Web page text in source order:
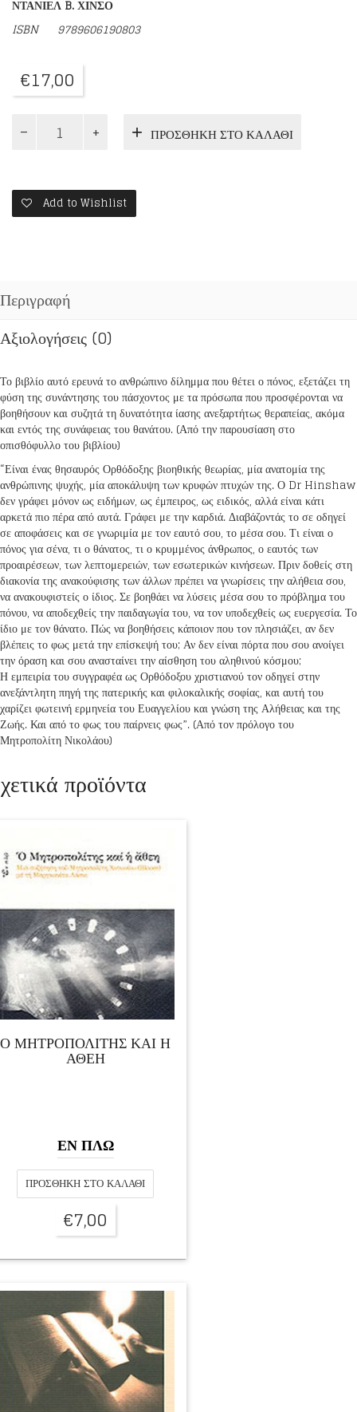
ΝΤΑΝΙΕΛ B. ΧΙΝΣΟ
ISBN 9789606190803
€17,00
ΟΛΙΚΟΣ
Η
ΦΥΣΗ
ΤΗΣ
ΠΡΟΣΘΉΚΗ ΣΤΟ ΚΑΛΆΘΙ
Add to Wishlist
Περιγραφή
Αξιολογήσεις (0)
Το βιβλίο αυτό ερευνά το ανθρώπινο δίλημμα που θέτει ο πόνος, εξετάζει τη
φύση της συνάντησης του πάσχοντος με τα πρόσωπα που προσφέρονται να
βοηθήσουν και συζητά τη δυνατότητα ίασης ανεξαρτήτως θεραπείας, ακόμα
και εντός της συνάφειας του θανάτου. (Από την παρουσίαση στο
οπισθόφυλλο του βιβλίου)
“Είναι ένας θησαυρός Ορθόδοξης βιοηθικής θεωρίας, μία ανατομία της
ανθρώπινης ψυχής, μία αποκάλυψη των κρυφών πτυχών της. Ο Dr Hinshaw
δεν γράφει μόνον ως ειδήμων, ως έμπειρος, ως ειδικός, αλλά είναι κάτι
αρκετά πιο πέρα από αυτά. Γράφει με την καρδιά. Διαβάζοντάς το σε οδηγεί
σε αποφάσεις και σε γνωριμία με τον εαυτό σου, το μέσα σου. Τι είναι ο
πόνος για σένα, τι ο θάνατος, τι ο κρυμμένος άνθρωπος, ο εαυτός των
προαιρέσεων, των λεπτομερειών, των εσωτερικών κινήσεων. Πριν δοθείς στη
διακονία της ανακούφισης των άλλων πρέπει να γνωρίσεις την αλήθεια σου,
να ανακουφιστείς ο ίδιος. Σε βοηθάει να λύσεις μέσα σου το πρόβλημα του
πόνου, να αποδεχθείς την παιδαγωγία του, να τον υποδεχθείς ως ευεργεσία. Το
ίδιο με τον θάνατο. Πώς να βοηθήσεις κάποιον που τον πλησιάζει, αν δεν
βλέπεις το φως μετά την επίσκεψή του; Αν δεν είναι πόρτα που σου ανοίγει
την όραση και σου ανασταίνει την αίσθηση του αληθινού κόσμου;
Η εμπειρία του συγγραφέα ως Ορθόδοξου χριστιανού τον οδηγεί στην
ανεξάντλητη πηγή της πατερικής και φιλοκαλικής σοφίας, και αυτή του
χαρίζει φωτεινή ερμηνεία του Ευαγγελίου και γνώση της Αλήθειας και της
Ζωής. Και από το φως του παίρνεις φως”. (Από τον πρόλογο του
Μητροπολίτη Νικολάου)
προϊόντα
Ο ΜΗΤΡΟΠΟΛΙΤΗΣ ΚΑΙ Η
ΑΘΕΗ
ΕΝ ΠΛΩ
ΠΡΟΣΘΉΚΗ ΣΤΟ ΚΑΛΆΘΙ
€7,00